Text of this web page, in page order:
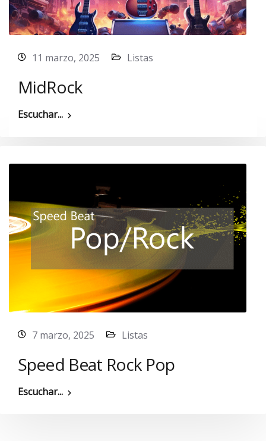
11 marzo, 2025 Listas
MidRock
Escuchar...
7 marzo, 2025 Listas
Speed Beat Rock Pop
Escuchar...